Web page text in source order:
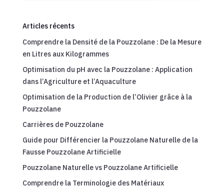
Articles récents
Comprendre la Densité de la Pouzzolane : De la Mesure
en Litres aux Kilogrammes
Optimisation du pH avec la Pouzzolane : Application
dans l’Agriculture et l’Aquaculture
Optimisation de la Production de l’Olivier grâce à la
Pouzzolane
Carrières de Pouzzolane
Guide pour Différencier la Pouzzolane Naturelle de la
Fausse Pouzzolane Artificielle
Pouzzolane Naturelle vs Pouzzolane Artificielle
Comprendre la Terminologie des Matériaux